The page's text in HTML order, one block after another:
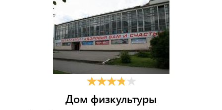
Дом физкультуры